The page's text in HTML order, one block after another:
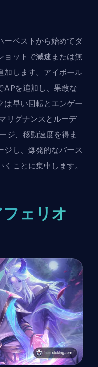
ーベストから始めてダ
ョットで減速または無
加します。アイボール
APを追加し、果敢な
は早い回転とエンゲー
リグナンスとルーデ
ジ、移動速度を得ま
ジし、爆発的なバース
ことに集中します。
ェリオ